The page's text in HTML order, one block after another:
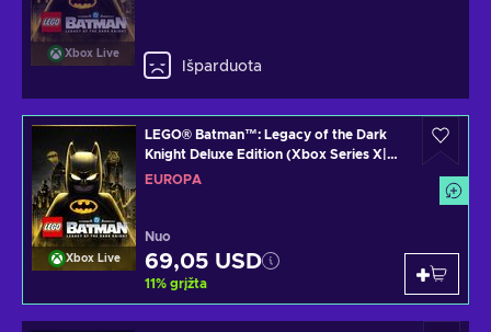
Xbox Live
Išparduota
Xbox Live
LEGO® Batman™: Legacy of the Dark
Knight Deluxe Edition (Xbox Series X|S)
XBOX LIVE Key EUROPE
EUROPA
Nuo
69,05 USD
11% grįžta